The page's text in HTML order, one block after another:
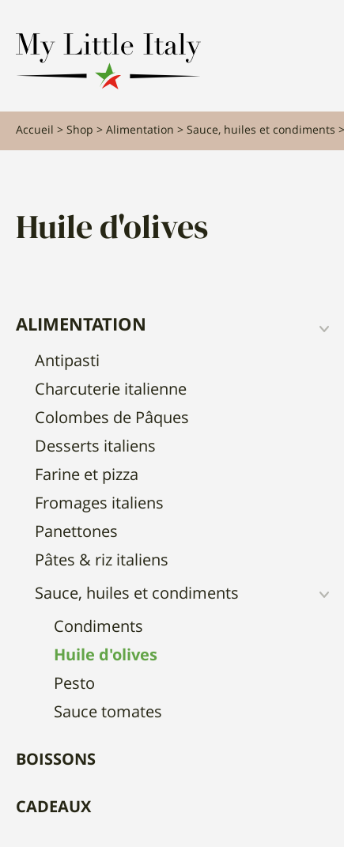
Accueil Shop Alimentation Sauce, huiles et condiments
Huile d'olives
ALIMENTATION
Antipasti
Charcuterie italienne
Colombes de Pâques
Desserts italiens
Farine et pizza
Fromages italiens
Panettones
Pâtes & riz italiens
Sauce, huiles et condiments
Condiments
Huile d'olives
Pesto
Sauce tomates
BOISSONS
CADEAUX